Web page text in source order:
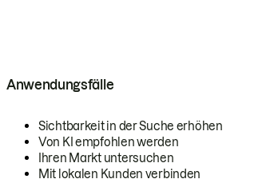
Anwendungsfälle
Sichtbarkeit in der Suche erhöhen
Von KI empfohlen werden
Ihren Markt untersuchen
Mit lokalen Kunden verbinden